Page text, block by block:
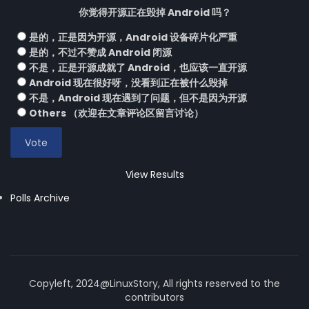
你觉得开源正在毁掉 Android 吗？
是的，正是因为开源，Android 设备碎片化严重
是的，不过不赞成 Android 闭源
不是，正是开源成就了 Android，也应该一直开源
Android 现在很好呀，没看到正在被什么毁掉
不是，Android 现在遇到了问题，但不是因为开源
Others （欢迎在文章评论区留言讨论）
View Results
Polls Archive
Copyleft, 2024@LinuxStory, All rights reserved to the
contributors